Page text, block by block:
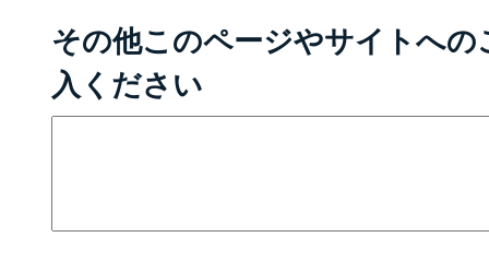
その他このページやサイトへ
入ください